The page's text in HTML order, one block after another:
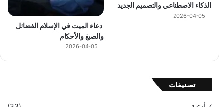
الذكاء الاصطناعي والتصميم الجديد
2026-04-05
دعاء الميت في الإسلام الفضائل
والصيغ والأحكام
2026-04-05
تصنيفات